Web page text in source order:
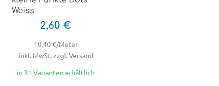
Weiss
2,60 €
10,40 €/Meter
inkl. MwSt, zzgl. Versand
in 31 Varianten erhältlich